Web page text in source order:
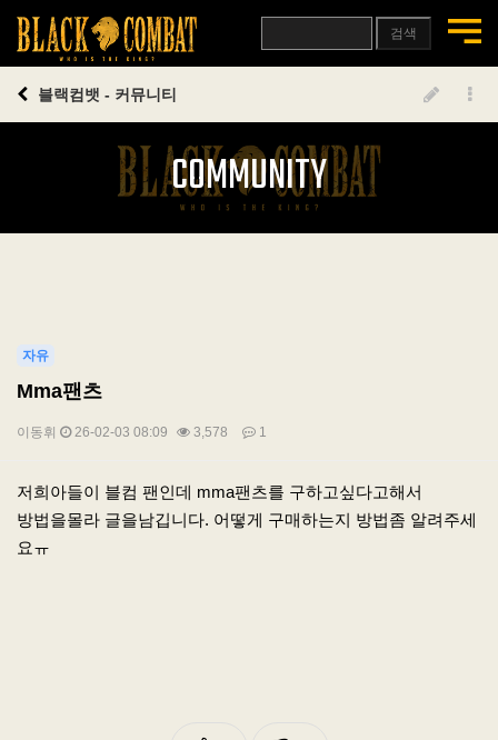
검색
블랙컴뱃 - 커뮤니티
COMMUNITY
자유
Mma팬츠
이동휘 26-02-03 08:09 3,578 1
본문
저희아들이 블컴 팬인데 mma팬츠를 구하고싶다고해서
방법을몰라 글을남깁니다. 어떻게 구매하는지 방법좀 알려주세
요ㅠ